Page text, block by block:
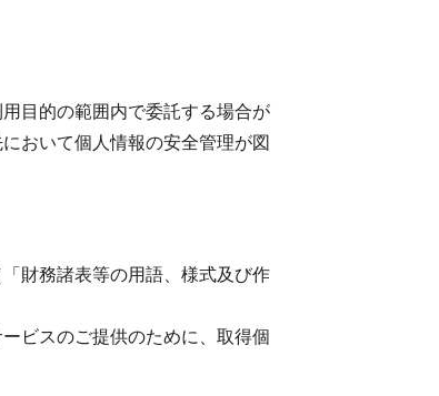
目的の範囲内で委託する場合が
おいて個人情報の安全管理が図
財務諸表等の用語、様式及び作
ビスのご提供のために、取得個